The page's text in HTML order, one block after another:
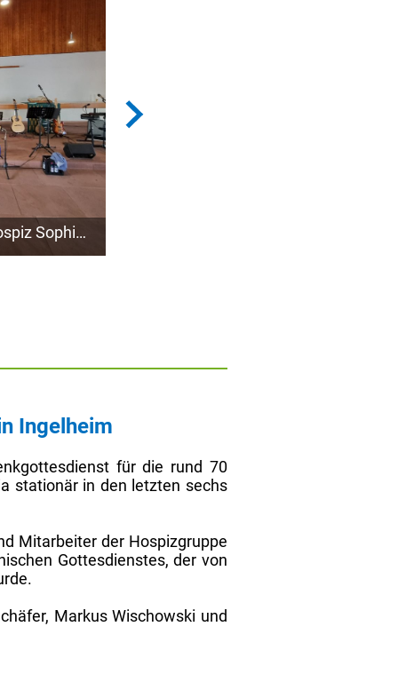
Benefizkonzert für das Hospiz Sophia - "Übers Meer - Von Meerbusen und Seesäcken"
Ingelheim
für die rund 70
stationär in den letzten sechs
Mitarbeiter der Hospizgruppe
Gottesdienstes, der von
Markus Wischowski und